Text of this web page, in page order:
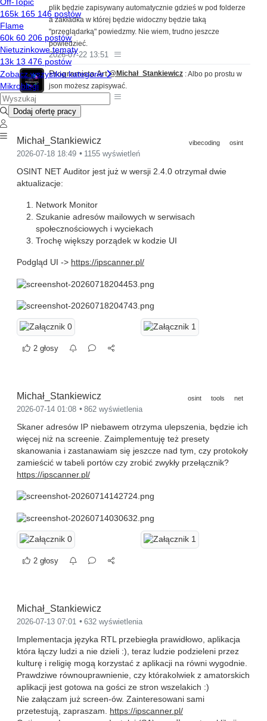
plik będzie zapisywany automatycznie gdzieś w pod folderze
a zakładka w której będzie widoczny będzie taką
"przeglądarką" powiedzmy. Nie wiem, trudno jeszcze
powiedzieć.
2026-07-22 13:51
Programista Art @Michał_Stankiewicz : Albo po prostu w
json możesz zapisywać.
Michał_Stankiewicz
2026-07-18 18:49 1155 wyświetleń
vibecoding osint
OSINT NET Auditor jest już w wersji 2.4.0 otrzymał dwie
aktualizacje:
Network Monitor
Szukanie adresów mailowych w serwisach
społecznościowych i wyciekach
Trochę większy porządek w kodzie UI
Podgląd UI -> https://ipscanner.pl/
2 głosy
Michał_Stankiewicz
2026-07-14 01:08 862 wyświetlenia
osint tools net
Skaner adresów IP niebawem otrzyma ulepszenia, będzie ich
więcej niż na screenie. Zaimplementuję też presety
skanowania i zastanawiam się jeszcze nad tym, czy protokoły
zamieścić w tabeli portów czy zrobić zwykły przełącznik?
https://ipscanner.pl/
2 głosy
Michał_Stankiewicz
2026-07-13 07:01 632 wyświetlenia
Implementacja języka RTL przebiegła prawidłowo, aplikacja
która łączy ludzi a nie dzieli :), teraz ludzie podzieleni przez
kulturę i religię mogą korzystać z aplikacji na równi wygodnie.
Prawdziwe równouprawnienie, czy którakolwiek z amatorskich
aplikacji jest gotowa na gości ze stron wszelakich :)
Nie załączam już screen-ów. Zainteresowani sami
przetestują, zapraszam.
https://ipscanner.pl/